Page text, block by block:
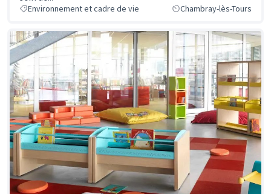
Environnement et cadre de vie Chambray-lès-Tours